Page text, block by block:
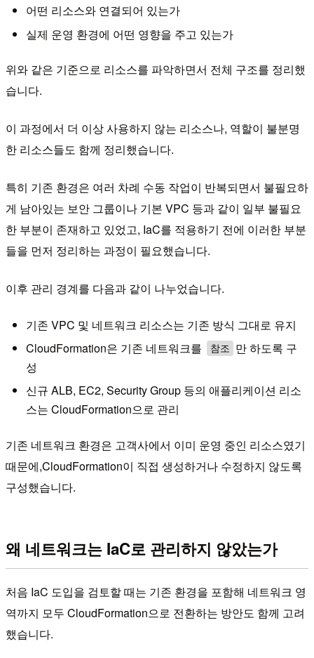
어떤 리소스와 연결되어 있는가
실제 운영 환경에 어떤 영향을 주고 있는가
위와 같은 기준으로 리소스를 파악하면서 전체 구조를 정리했
습니다.
이 과정에서 더 이상 사용하지 않는 리소스나, 역할이 불분명
한 리소스들도 함께 정리했습니다.
특히 기존 환경은 여러 차례 수동 작업이 반복되면서 불필요하
게 남아있는 보안 그룹이나 기본 VPC 등과 같이 일부 불필요
한 부분이 존재하고 있었고, IaC를 적용하기 전에 이러한 부분
들을 먼저 정리하는 과정이 필요했습니다.
이후 관리 경계를 다음과 같이 나누었습니다.
기존 VPC 및 네트워크 리소스는 기존 방식 그대로 유지
CloudFormation은 기존 네트워크를
참조
만 하도록 구
성
신규 ALB, EC2, Security Group 등의 애플리케이션 리소
스는 CloudFormation으로 관리
기존 네트워크 환경은 고객사에서 이미 운영 중인 리소스였기
때문에,CloudFormation이 직접 생성하거나 수정하지 않도록
구성했습니다.
왜 네트워크는 IaC로 관리하지 않았는가
처음 IaC 도입을 검토할 때는 기존 환경을 포함해 네트워크 영
역까지 모두 CloudFormation으로 전환하는 방안도 함께 고려
했습니다.